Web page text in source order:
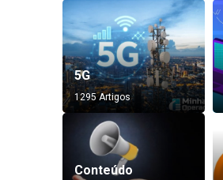
5G
1295 Artigos
Conteúdo